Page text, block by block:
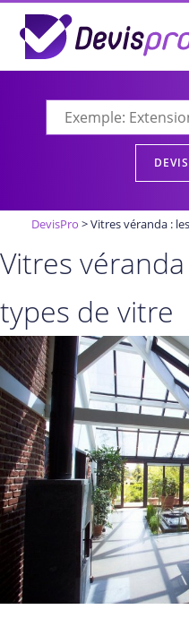
DevisPro >Vitres véranda :
Vitres
types de vitre